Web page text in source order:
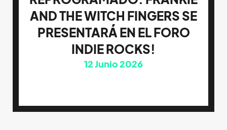
AND THE WITCH FINGERS SE
PRESENTARÁ EN EL FORO
INDIE ROCKS!
12Junio 2026